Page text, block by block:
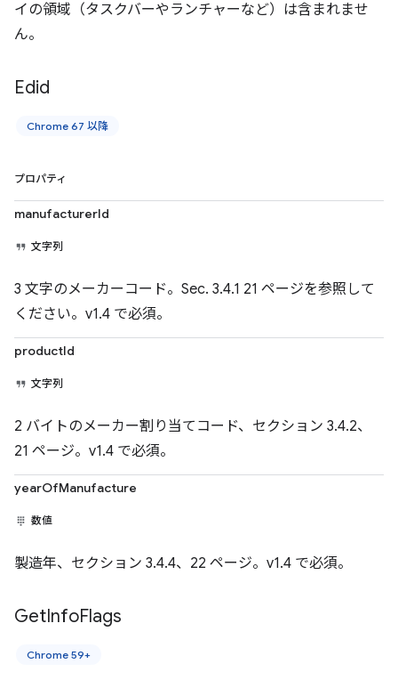
イの領域（タスクバーやランチャーなど）は含まれませ
ん。
Edid
Chrome 67 以降
プロパティ
manufacturerId
文字列
3 文字のメーカーコード。Sec. 3.4.1 21 ページを参照して
ください。v1.4 で必須。
productId
文字列
2 バイトのメーカー割り当てコード、セクション 3.4.2、
21 ページ。v1.4 で必須。
yearOfManufacture
数値
製造年、セクション 3.4.4、22 ページ。v1.4 で必須。
GetInfoFlags
Chrome 59+